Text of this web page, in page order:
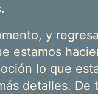
y
estamos
lo que
detalles. De